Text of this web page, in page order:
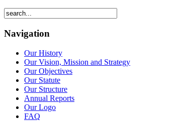
Navigation
Our History
Our Vision, Mission and Strategy
Our Objectives
Our Statute
Our Structure
Annual Reports
Our Logo
FAQ